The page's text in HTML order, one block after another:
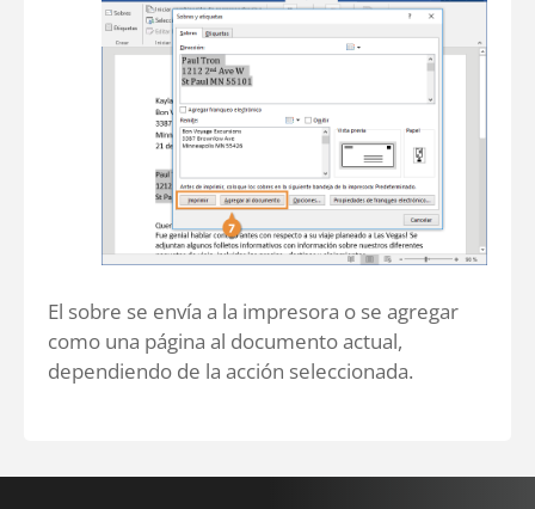
El sobre se envía a la impresora o se agregar
como una página al documento actual,
dependiendo de la acción seleccionada.